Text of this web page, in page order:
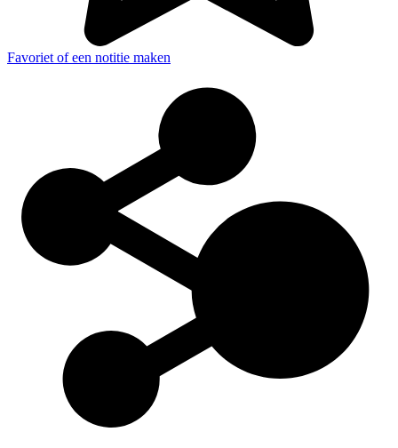
Favoriet of een notitie maken